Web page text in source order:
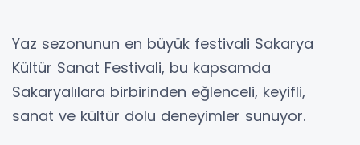
Yaz sezonunun en büyük festivali Sakarya
Kültür Sanat Festivali, bu kapsamda
Sakaryalılara birbirinden eğlenceli, keyifli,
sanat ve kültür dolu deneyimler sunuyor.